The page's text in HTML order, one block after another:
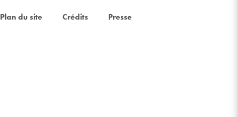
Plan du site Crédits Presse